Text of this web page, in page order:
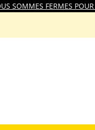
SOMMES FERMES